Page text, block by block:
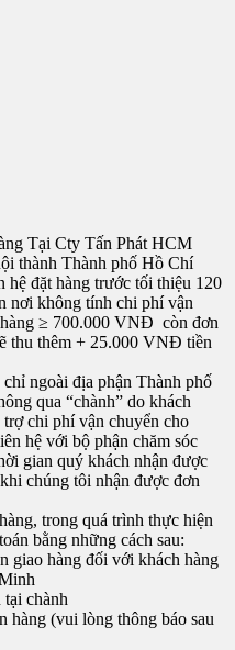
Tại Cty Tấn Phát HCM
thành Thành phố Hồ Chí
đặt hàng trước tối thiệu 120
nơi không tính chi phí vận
≥ 700.000 VNĐ còn đơn
thu thêm + 25.000 VNĐ tiền
ngoài địa phận Thành phố
qua “chành” do khách
chi phí vận chuyển cho
hệ với bộ phận chăm sóc
gian quý khách nhận được
chúng tôi nhận được đơn
trong quá trình thực hiện
bằng những cách sau:
giao hàng đối với khách hàng
tại chành
hàng (vui lòng thông báo sau